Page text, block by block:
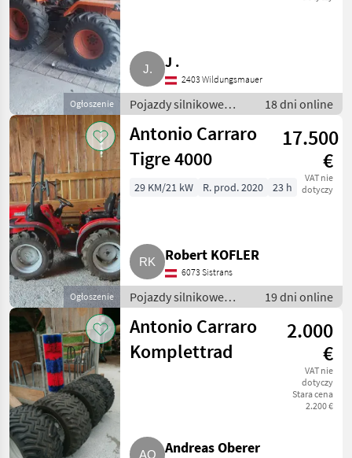
Ogłoszenie
J .
2403 Wildungsmauer
Pojazdy silnikowe
rolnicze /
Transportery rolnicze
18 dni online
Ogłoszenie
Antonio Carraro
Tigre 4000
17.500
€
VAT nie
dotyczy
29 KM/21 kW R. prod. 2020 23 h
Robert KOFLER
6073 Sistrans
Pojazdy silnikowe
rolnicze /
Transportery rolnicze
19 dni online
Antonio Carraro
Komplettrad
2.000
€
VAT nie
dotyczy
Stara cena
2.200 €
Andreas Oberer